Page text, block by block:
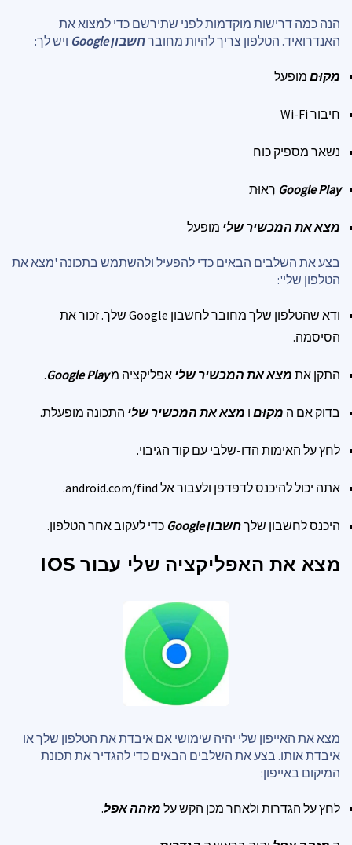
הנה כמה דרישות מוקדמות לפני שתירשם כדי למצוא את
האנדרואיד. הטלפון צריך להיות מחוברחשבון Google ויש לך:
מִקוּם מופעל
חיבור Wi-Fi
נשאר מספיק כוח
Google Play רְאוּת
מצא את המכשיר שלי מופעל
בצע את השלבים הבאים כדי להפעיל ולהשתמש בתכונה 'מצא את
הטלפון שלי':
ודא שהטלפון שלך מחובר לחשבון Google שלך. זכור את
הסיסמה.
התקן את מצא את המכשיר שלי אפליקציה מGoogle Play
.
בדוק אם ה מִקוּם ו מצא את המכשיר שלי התכונה מופעלת.
לחץ על האימות הדו-שלבי עם קוד הגיבוי.
אתה יכול להיכנס לדפדפן ולעבור אל android.com/find.
היכנס לחשבון שלךחשבון Google כדי לעקוב אחר הטלפון.
מצא את האפליקציה שלי עבור IOS
מצא את האייפון שלי יהיה שימושי אם איבדת את הטלפון שלך או
איבדת אותו. בצע את השלבים הבאים כדי להגדיר את תכונת
המיקום באייפון:
לחץ על הגדרות ולאחר מכן הקש על מזהה אפל.